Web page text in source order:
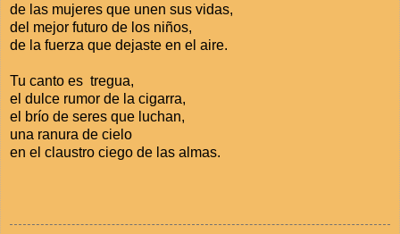
de las mujeres que unen sus vidas,
del mejor futuro de los niños,
de la fuerza que dejaste en el aire.
Tu canto es tregua,
el dulce rumor de la cigarra,
el brío de seres que luchan,
una ranura de cielo
en el claustro ciego de las almas.